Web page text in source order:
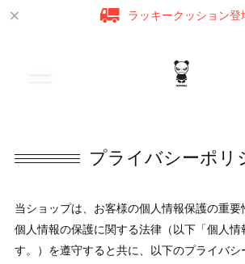
ラッキークッション登
プライバシーポリ
当ショップは、お客様の個人情報保護の重要
個人情報の保護に関する法律（以下「個人情
す。）を遵守すると共に、以下のプライバシ